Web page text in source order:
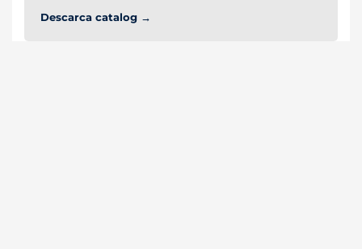
Descarca catalog →